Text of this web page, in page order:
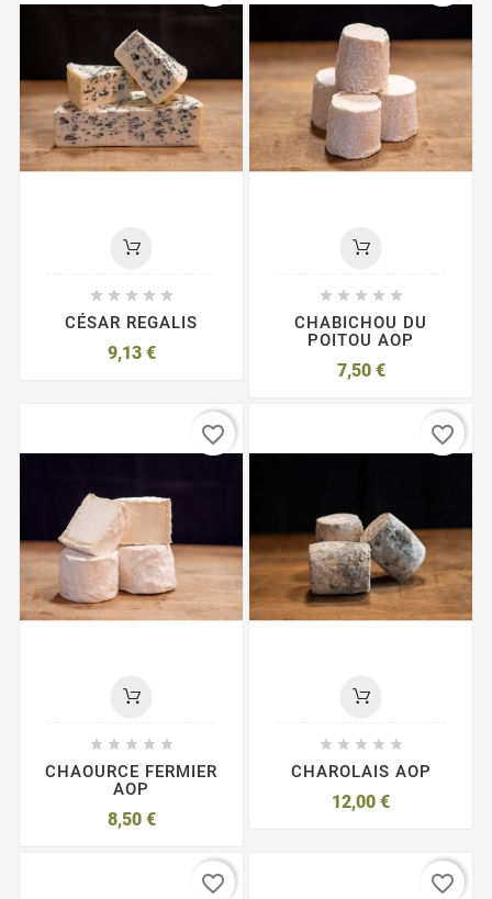
    
CÉSAR REGALIS
9,13 €
    
CHABICHOU DU
POITOU AOP
7,50 €
    
CHAOURCE FERMIER
AOP
8,50 €
favorite_border
    
CHAROLAIS AOP
12,00 €
favorite_border
favorite_border favorite_border